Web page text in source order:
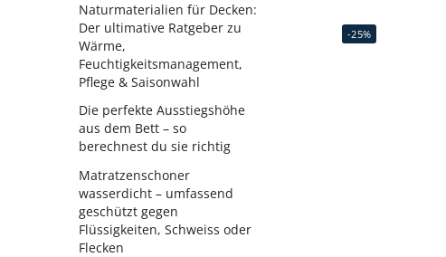
-25%
Naturmaterialien für Decken:
Der ultimative Ratgeber zu
Wärme,
Feuchtigkeitsmanagement,
Pflege & Saisonwahl
Die perfekte Ausstiegshöhe
aus dem Bett – so
berechnest du sie richtig
Matratzenschoner
wasserdicht – umfassend
geschützt gegen
Flüssigkeiten, Schweiss oder
Flecken